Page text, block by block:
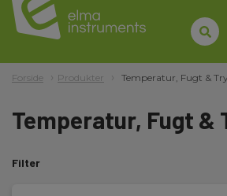
Forside Produkter Temperatur, Fugt &
Temperatur, Fugt &
Filter